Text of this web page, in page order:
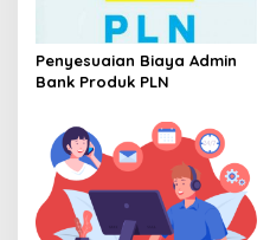
Penyesuaian Biaya Admin
Bank Produk PLN